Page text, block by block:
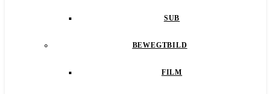
SUB
BEWEGTBILD
FILM